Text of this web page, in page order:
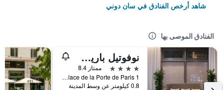
شاهد أرخص الفنادق في سان دوني
الفنادق الموصى بها
نوفوتيل باريس ستيد باسيليك
4 نجوم
ممتاز 8.4
1 Place de la Porte de Paris, سان دوني, إقليم سين سان دوني, فرنسا
0.8 كيلومتر عن وسط المدينة